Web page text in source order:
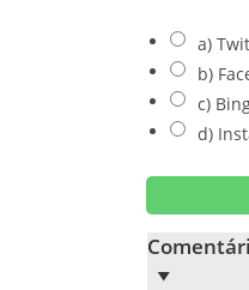
a)
b)
c)
d)